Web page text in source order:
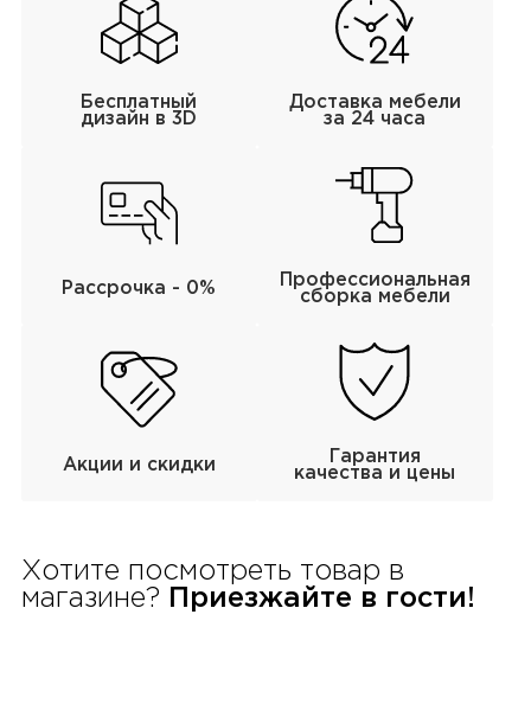
Бесплатный
дизайн в 3D
Доставка мебели
за 24 часа
Рассрочка - 0%
Профессиональная
сборка мебели
Акции и скидки
Гарантия
качества и цены
Хотите посмотреть товар в
магазине? Приезжайте в гости!